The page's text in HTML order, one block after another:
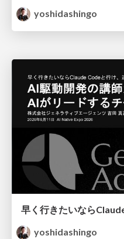
yoshidashingo
yoshidashingo